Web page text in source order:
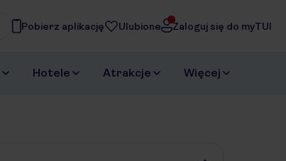
Pobierz aplikację Ulubione Zaloguj się do myTUI
Hotele Atrakcje Więcej